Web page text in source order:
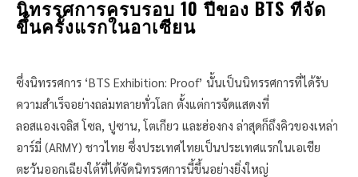
นิทรรศการครบรอบ 10 ปีของ BTS ที่จัด
ขึ้นครั้งแรกในอาเซียน
ซึ่งนิทรรศการ ‘BTS Exhibition: Proof’ นั้นเป็นนิทรรศการที่ได้รับ
ความสำเร็จอย่างถล่มทลายทั่วโลก ตั้งแต่การจัดแสดงที่
ลอสแองเจลิส โซล, ปูซาน, โตเกียว และฮ่องกง​ ล่าสุดก็ถึงคิวของเหล่า
อาร์มี่ (ARMY) ชาวไทย ซึ่งประเทศไทยเป็นประเทศแรกในเอเชีย
ตะวันออกเฉียงใต้ที่ได้จัดนิทรรศการนี้ขึ้นอย่างยิ่งใหญ่